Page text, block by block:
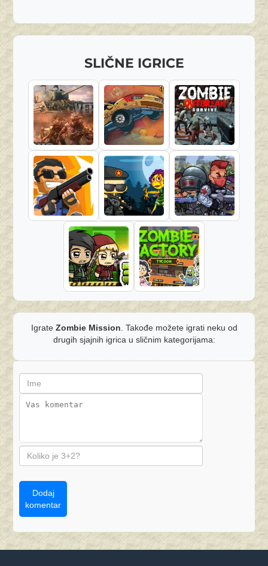
SLIČNE IGRICE
Igrate Zombie Mission . Takođe možete igrati neku od
drugih sjajnih igrica u sličnim kategorijama:
Dodaj
komentar